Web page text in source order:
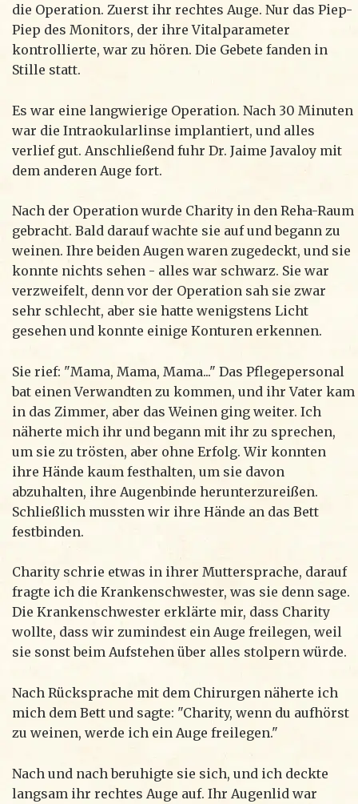
die Operation. Zuerst ihr rechtes Auge. Nur das Piep-
Piep des Monitors, der ihre Vitalparameter
kontrollierte, war zu hören. Die Gebete fanden in
Stille statt.
Es war eine langwierige Operation. Nach 30 Minuten
war die Intraokularlinse implantiert, und alles
verlief gut. Anschließend fuhr Dr. Jaime Javaloy mit
dem anderen Auge fort.
Nach der Operation wurde Charity in den Reha-Raum
gebracht. Bald darauf wachte sie auf und begann zu
weinen. Ihre beiden Augen waren zugedeckt, und sie
konnte nichts sehen - alles war schwarz. Sie war
verzweifelt, denn vor der Operation sah sie zwar
sehr schlecht, aber sie hatte wenigstens Licht
gesehen und konnte einige Konturen erkennen.
Sie rief: "Mama, Mama, Mama..." Das Pflegepersonal
bat einen Verwandten zu kommen, und ihr Vater kam
in das Zimmer, aber das Weinen ging weiter. Ich
näherte mich ihr und begann mit ihr zu sprechen,
um sie zu trösten, aber ohne Erfolg. Wir konnten
ihre Hände kaum festhalten, um sie davon
abzuhalten, ihre Augenbinde herunterzureißen.
Schließlich mussten wir ihre Hände an das Bett
festbinden.
Charity schrie etwas in ihrer Muttersprache, darauf
fragte ich die Krankenschwester, was sie denn sage.
Die Krankenschwester erklärte mir, dass Charity
wollte, dass wir zumindest ein Auge freilegen, weil
sie sonst beim Aufstehen über alles stolpern würde.
Nach Rücksprache mit dem Chirurgen näherte ich
mich dem Bett und sagte: "Charity, wenn du aufhörst
zu weinen, werde ich ein Auge freilegen."
Nach und nach beruhigte sie sich, und ich deckte
langsam ihr rechtes Auge auf. Ihr Augenlid war